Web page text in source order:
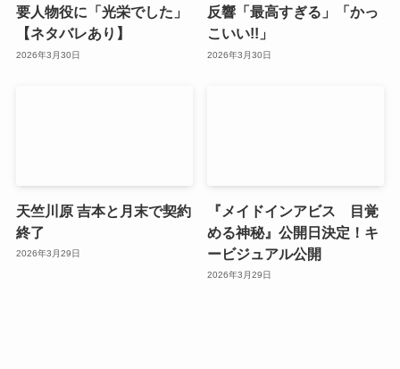
要人物役に「光栄でした」
【ネタバレあり】
2026年3月30日
反響「最高すぎる」「かっ
こいい!!」
2026年3月30日
天竺川原 吉本と月末で契約
終了
2026年3月29日
『メイドインアビス 目覚
める神秘』公開日決定！キ
ービジュアル公開
2026年3月29日